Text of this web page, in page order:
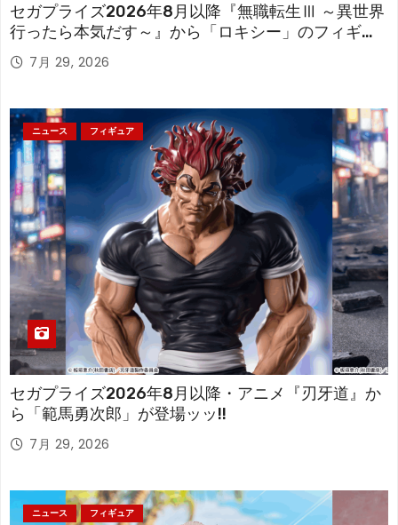
セガプライズ2026年8月以降『無職転生Ⅲ ～異世界
行ったら本気だす～』から「ロキシー」のフィギュ
アが登場！
7月 29, 2026
ニュース フィギュア
セガプライズ2026年8月以降・アニメ『刃牙道』か
ら「範馬勇次郎」が登場ッッ!!
7月 29, 2026
ニュース フィギュア